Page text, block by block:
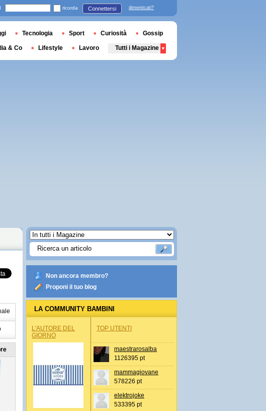
Non ancora membro?
Proponi il tuo blog
LA COMMUNITY BAMBINI
L'AUTORE DEL
GIORNO
TOP UTENTI
maestrarosalba
1126395 pt
mammagiovane
578226 pt
elektrojoke
533395 pt
ricorda Connettersi dimenticati?
Tecnologia Sport Curiosità Gossip
& Co Lifestyle Lavoro Tutti i Magazine